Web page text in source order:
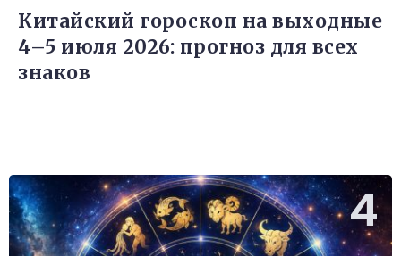
Китайский гороскоп на выходные
4–5 июля 2026: прогноз для всех
знаков